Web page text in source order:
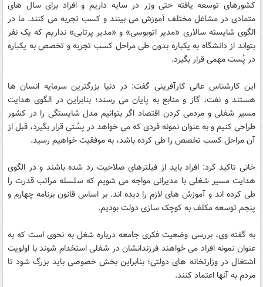
کشورهای توسعه یافته حتی وزر در سایه داریم و افراد برای سال های
متمادی در مشاغل مختلف آموزش می بینند و کسب تجربه می کنند. ما در
الگوی شایسته سالاری «مدیر اتوبوسی» و «مدیر پرتابی» نداریم که یک نفر
بتواند از دانشگاه به یکباره بدون طی مراحل کسب تجربه و تخصص به یکباره
در پُست مهمی قرار بگیرد.
این کارشناس عالی کارآفرینی گفت: در دنیا بزرگترین سرمایه انسان ها
هستند و نفت، گاز و منابع به پایان می رسند؛ بنابراین در الگوی هدایت
مسیر شغلی و مردمی کردن اقتصاد اگر بتوانیم مدل شایستگی را در کشور
طراحی کنیم و به عنوان نمونه فردی که می خواهد در پسُتی قرار بگیرد، قبل از
آن مراحل کسب تخصص را طی کرده باشد، به موفقیت خواهیم رسید.
خانی تاکید کرد: افراد باید از فیلترهای صلاحیت رد شده باشند و در الگوی
هدایت مسیر شغلی با مدیرانی مواجه می شویم که سلسله مراتب قدرت را
طی کرده اند و آموزش های لازم را دیده اند. بر اساس قانون برنامه چهارم و
پنجم توسعه مکلف به کوچک سازی دولت بودیم.
به گفته وی، بررسی وضعیت فکری جامعه درباره شغل به نحوی است که به
عنوان نمونه افراد می خواهند فرزندانشان در شغلی استخدام شوند با اولویت
اشتغال در وزارتخانه های دولتی؛ بنابراین بخش خصوصی باید بزرگ شود تا
مردم به آنها اعتماد کنند.